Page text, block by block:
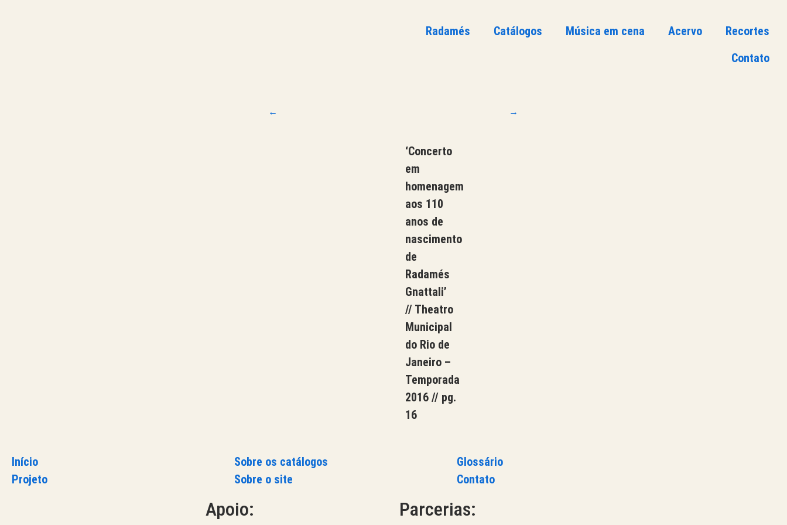
Radamés Catálogos Música em cena Acervo
Recortes
Contato
← →
‘Concerto
em
homenagem
aos 110
anos de
nascimento
de
Radamés
Gnattali’
// Theatro
Municipal
do Rio de
Janeiro –
Temporada
2016 // pg.
16
Início
Projeto
Sobre os catálogos
Sobre o site
Glossário
Contato
Apoio: Parcerias: